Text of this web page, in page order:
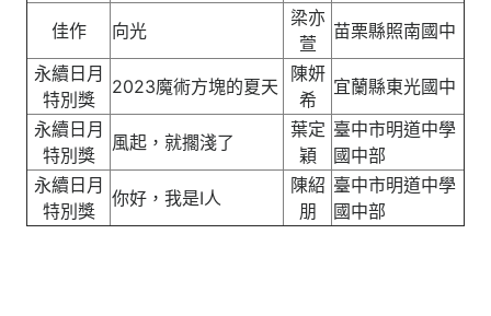
佳作 向光
梁亦
萱
苗栗縣照南國中
永續日月
特別獎
2023魔術方塊的夏天
陳妍
希
宜蘭縣東光國中
永續日月
特別獎
風起，就擱淺了
葉定
穎
臺中市明道中學
國中部
永續日月
特別獎
你好，我是I人
陳紹
朋
臺中市明道中學
國中部